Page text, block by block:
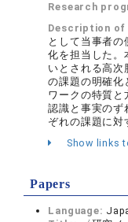
Research
Description
として当事者
化を担当した。
いとされる高次
の課題の明確化
ワークの特質と
認識と事実のず
ぞれの課題に対
Show links
Papers
Language: